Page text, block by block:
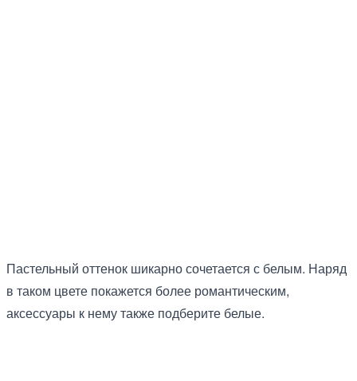
Пастельный оттенок шикарно сочетается с белым. Наряд
в таком цвете покажется более романтическим,
аксессуары к нему также подберите белые.